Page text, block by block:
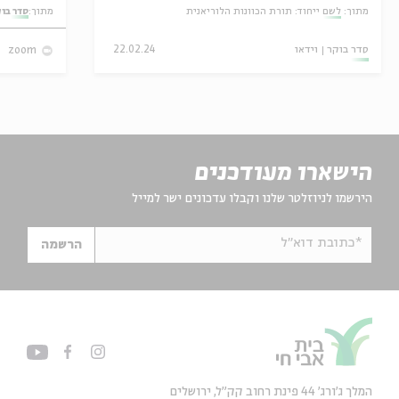
מתוך: לשם ייחוד: תורת הכוונות הלוריאנית
סדר בוקר וידאו 22.02.24
מתוך:סדר
zoom
הישארו מעודכנים
הירשמו לניוזלטר שלנו וקבלו עדכונים ישר למייל
*כתובת דוא"ל הרשמה
המלך ג'ורג' 44 פינת רחוב קק״ל, ירושלים